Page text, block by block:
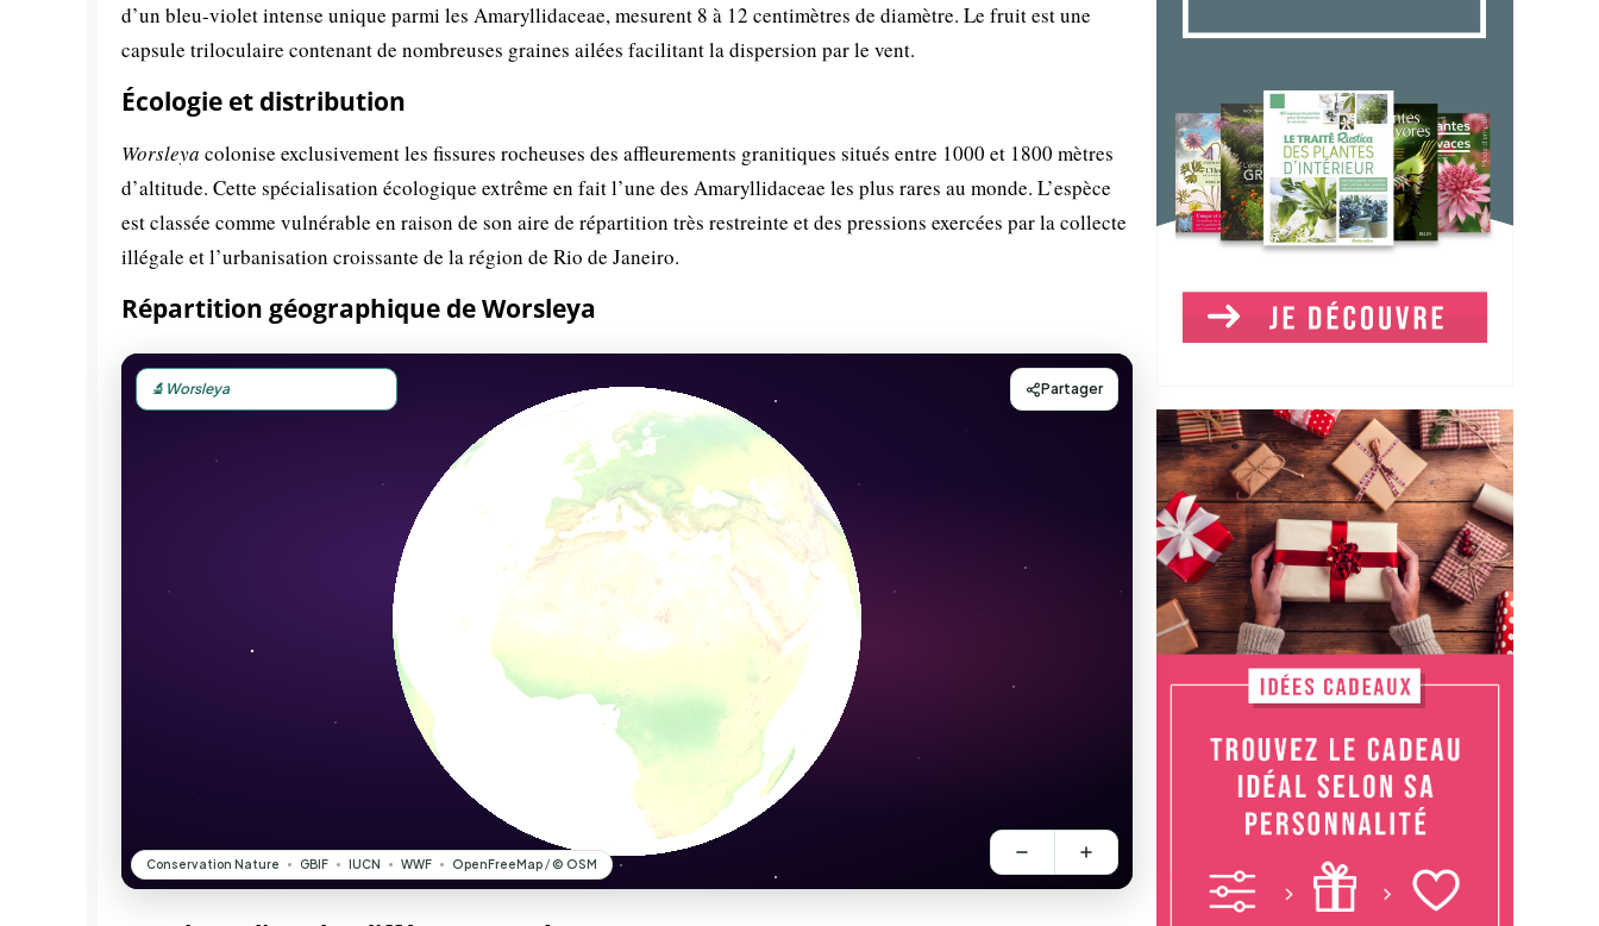
d’un bleu-violet intense unique parmi les Amaryllidaceae, mesurent 8 à 12 centimètres de diamètre. Le fruit est une
capsule triloculaire contenant de nombreuses graines ailées facilitant la dispersion par le vent.
Écologie et distribution
Worsleya colonise exclusivement les fissures rocheuses des affleurements granitiques situés entre 1000 et 1800 mètres
d’altitude. Cette spécialisation écologique extrême en fait l’une des Amaryllidaceae les plus rares au monde. L’espèce
est classée comme vulnérable en raison de son aire de répartition très restreinte et des pressions exercées par la collecte
illégale et l’urbanisation croissante de la région de Rio de Janeiro.
Répartition géographique de Worsleya